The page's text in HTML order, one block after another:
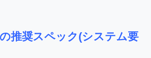
推奨スペック(システム要